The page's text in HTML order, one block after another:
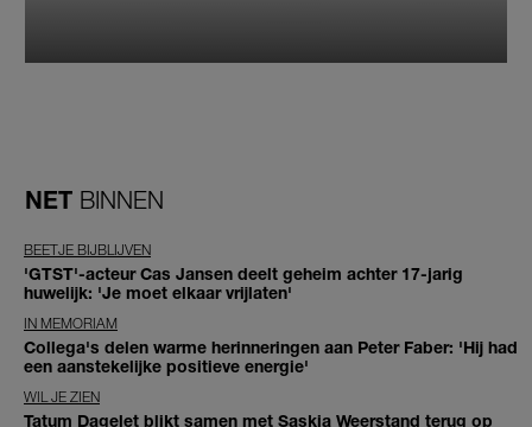
NET BINNEN
BEETJE BIJBLIJVEN
'GTST'-acteur Cas Jansen deelt geheim achter 17-jarig
huwelijk: 'Je moet elkaar vrijlaten'
IN MEMORIAM
Collega's delen warme herinneringen aan Peter Faber: 'Hij had
een aanstekelijke positieve energie'
WIL JE ZIEN
Tatum Dagelet blikt samen met Saskia Weerstand terug op